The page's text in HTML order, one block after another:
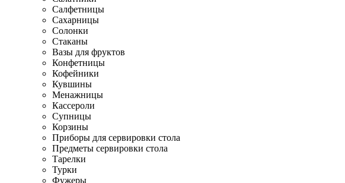
Салфетницы
Сахарницы
Солонки
Стаканы
Вазы для фруктов
Конфетницы
Кофейники
Кувшины
Менажницы
Кассероли
Супницы
Корзины
Приборы для сервировки стола
Предметы сервировки стола
Тарелки
Турки
Фужеры